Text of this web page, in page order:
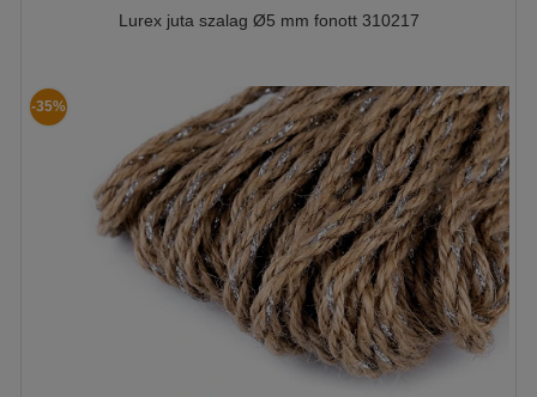
Lurex juta szalag Ø5 mm fonott 310217
-35%